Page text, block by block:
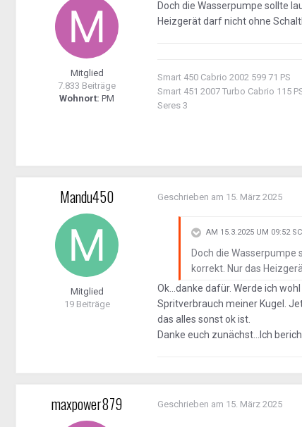
Mitglied
7.833 Beiträge
Wohnort: PM
Doch die Wasserpumpe sollte
Heizgerät darf nicht ohne
Smart 450 Cabrio 2002 599 71 PS
Smart 451 2007 Turbo Cabrio 115
Seres 3
Mandu450
Mitglied
19 Beiträge
Geschrieben am 15. März 2025
AM 15.3.2025 UM 09:52
Doch die
korrekt. Nur das
Ok...danke dafür. Werde ich
Spritverbrauch meiner Kugel.
das alles sonst ok ist.
Danke euch zunächst...Ich
maxpower879 Geschrieben am 15. März 2025